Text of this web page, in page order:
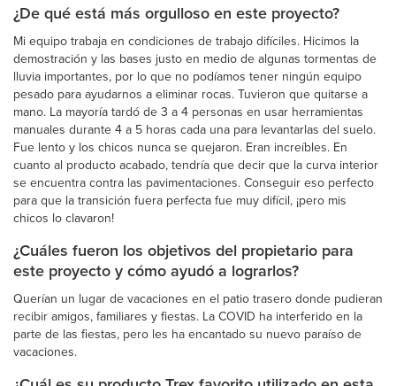
¿De qué está más orgulloso en este proyecto?
Mi equipo trabaja en condiciones de trabajo difíciles. Hicimos la
demostración y las bases justo en medio de algunas tormentas de
lluvia importantes, por lo que no podíamos tener ningún equipo
pesado para ayudarnos a eliminar rocas. Tuvieron que quitarse a
mano. La mayoría tardó de 3 a 4 personas en usar herramientas
manuales durante 4 a 5 horas cada una para levantarlas del suelo.
Fue lento y los chicos nunca se quejaron. Eran increíbles. En
cuanto al producto acabado, tendría que decir que la curva interior
se encuentra contra las pavimentaciones. Conseguir eso perfecto
para que la transición fuera perfecta fue muy difícil, ¡pero mis
chicos lo clavaron!
¿Cuáles fueron los objetivos del propietario para
este proyecto y cómo ayudó a lograrlos?
Querían un lugar de vacaciones en el patio trasero donde pudieran
recibir amigos, familiares y fiestas. La COVID ha interferido en la
parte de las fiestas, pero les ha encantado su nuevo paraíso de
vacaciones.